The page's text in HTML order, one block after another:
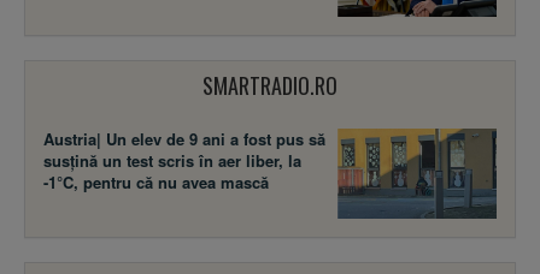
SMARTRADIO.RO
Austria| Un elev de 9 ani a fost pus să
susţină un test scris în aer liber, la
-1°C, pentru că nu avea mască